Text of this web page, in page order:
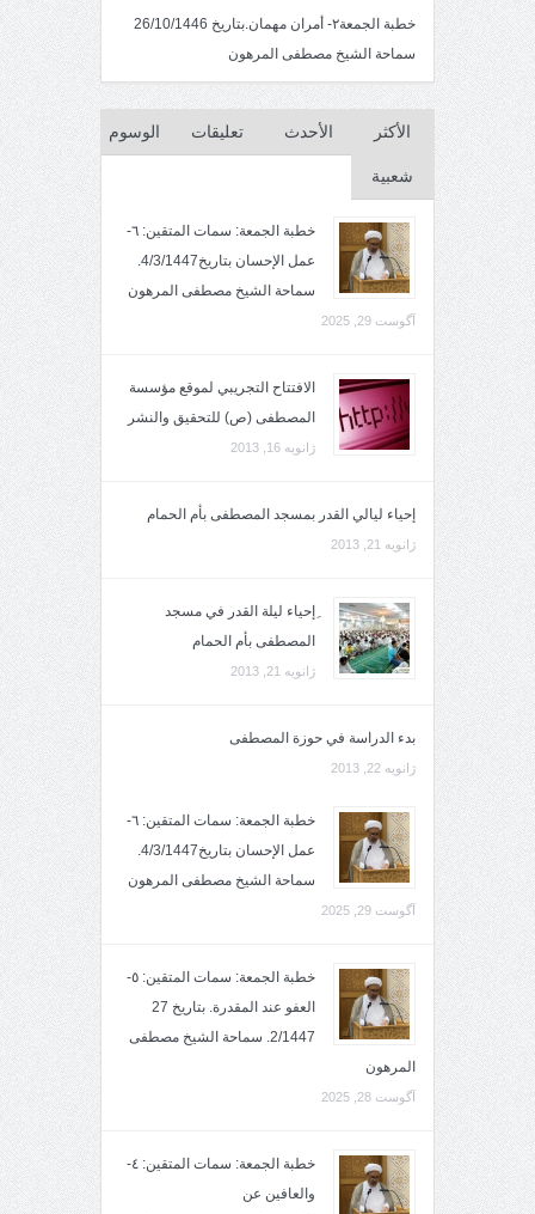
خطبة الجمعة٢- أمران مهمان.بتاريخ 26/10/1446
سماحة الشيخ مصطفى المرهون
الأكثر
شعبية
الأحدث تعليقات الوسوم
خطبة الجمعة: سمات المتقين: ٦-
عمل الإحسان بتاريخ4/3/1447.
سماحة الشيخ مصطفى المرهون
آگوست 29, 2025
الافتتاح التجريبي لموقع مؤسسة
المصطفى (ص) للتحقيق والنشر
ژانویه 16, 2013
إحياء ليالي القدر بمسجد المصطفى بأم الحمام
ژانویه 21, 2013
ِإحياء ليلة القدر في مسجد
المصطفى بأم الحمام
ژانویه 21, 2013
بدء الدراسة في حوزة المصطفى
ژانویه 22, 2013
خطبة الجمعة: سمات المتقين: ٦-
عمل الإحسان بتاريخ4/3/1447.
سماحة الشيخ مصطفى المرهون
آگوست 29, 2025
خطبة الجمعة: سمات المتقين: ٥-
العفو عند المقدرة. بتاريخ 27
2/1447. سماحة الشيخ مصطفى
المرهون
آگوست 28, 2025
خطبة الجمعة: سمات المتقين: ٤-
والعافين عن